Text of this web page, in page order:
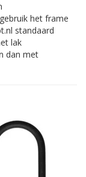
het frame
standaard
lak
dan met